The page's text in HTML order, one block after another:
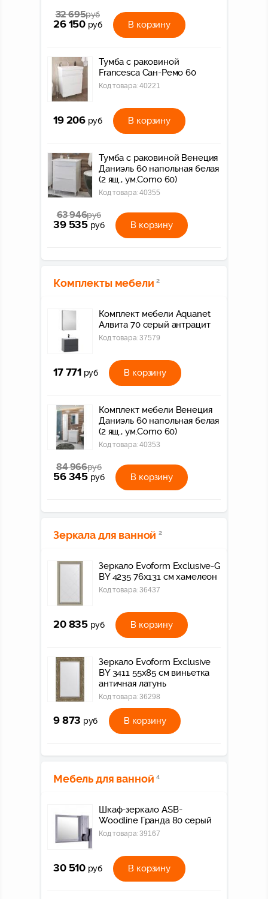
32 695руб
26 150 руб В корзину
Тумба с раковиной
Francesca Сан-Ремо 60
Код товара:40221
19 206 руб В корзину
Тумба с раковиной Венеция
Даниэль 60 напольная белая
(2 ящ., ум.Como 60)
Код товара:40355
63 946руб
39 535 руб В корзину
Комплекты мебели 2
Комплект мебели Aquanet
Алвита 70 серый антрацит
Код товара:37579
17 771 руб В корзину
Комплект мебели Венеция
Даниэль 60 напольная белая
(2 ящ., ум.Como 60)
Код товара:40353
84 966руб
56 345 руб В корзину
Зеркала для ванной 2
Зеркало Evoform Exclusive-G
BY 4235 76x131 см хамелеон
Код товара:36437
20 835 руб В корзину
Зеркало Evoform Exclusive
BY 3411 55x85 см виньетка
античная латунь
Код товара:36298
9 873 руб В корзину
Мебель для ванной 4
Шкаф-зеркало ASB-
Woodline Гранда 80 серый
Код товара:39167
30 510 руб В корзину